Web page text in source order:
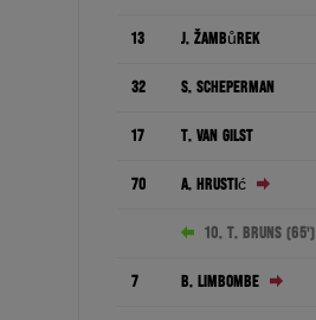
13 J. Žambůrek
32 S. Scheperman
17 T. van Gilst
70 A. Hrustić
10. T. Bruns (65')
7 B. Limbombe